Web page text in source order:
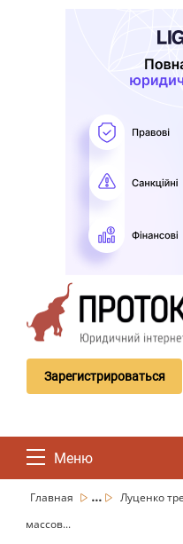
Зарегистрироваться
Меню
Главная ...
Луценко
массов...